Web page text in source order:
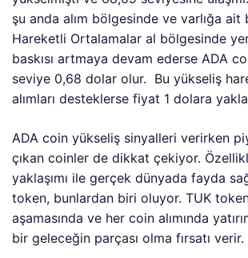
şu anda alım bölgesinde ve varlığa ait
Hareketli Ortalamalar al bölgesinde yer
baskısı artmaya devam ederse ADA
seviye 0,68 dolar olur. Bu yükseliş
alımları desteklerse fiyat 1 dolara
ADA coin yükseliş sinyalleri verirken
çıkan coinler de dikkat çekiyor.
yaklaşımı ile gerçek dünyada fayda
token, bunlardan biri oluyor. TUK
aşamasında ve her coin alımında
bir geleceğin parçası olma fırsatı verir.